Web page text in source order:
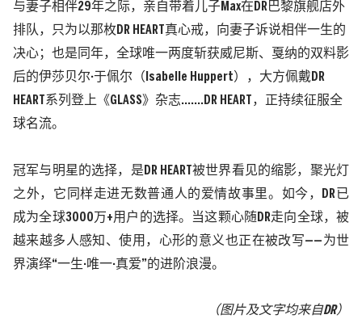
与妻子相伴29年之际，亲自带着儿子Max在DR巴黎旗舰店外
排队，只为以那枚DR HEART真心戒，向妻子诉说相伴一生的
决心；也是同年，全球唯一两度斩获威尼斯、戛纳的双料影
后的伊莎贝尔·于佩尔（Isabelle Huppert），大方佩戴DR
HEART系列登上《GLASS》杂志.......DR HEART，正持续征服全
球名流。
冠军与明星的选择，是 DR HEART被世界看见的缩影，聚光灯
之外，它同样走进无数普通人的爱情故事里。如今，DR已
成为全球3000万+用户的选择。当这颗心随DR走向全球，被
越来越多人感知、使用，心形的意义也正在被改写 —— 为世
界演绎“一生·唯一·真爱” 的进阶浪漫。
（图片及文字均来自DR）